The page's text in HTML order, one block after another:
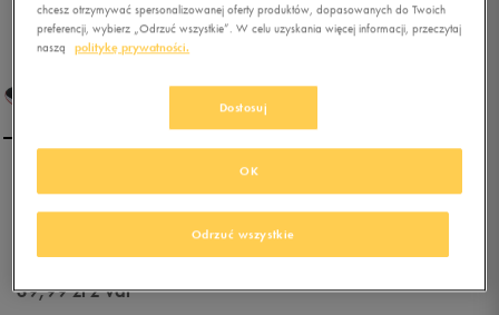
NIKE AIR EPIC SPEED TR
0.0
39,99złz Vat
chcesz otrzymywać spersonalizowanej oferty produktów, dopasowanych do Twoich
preferencji, wybierz „Odrzuć wszystkie”. W celu uzyskania więcej informacji, przeczytaj
naszą
politykę prywatności.
Dostosuj
Odrzuć wszystkie
OK